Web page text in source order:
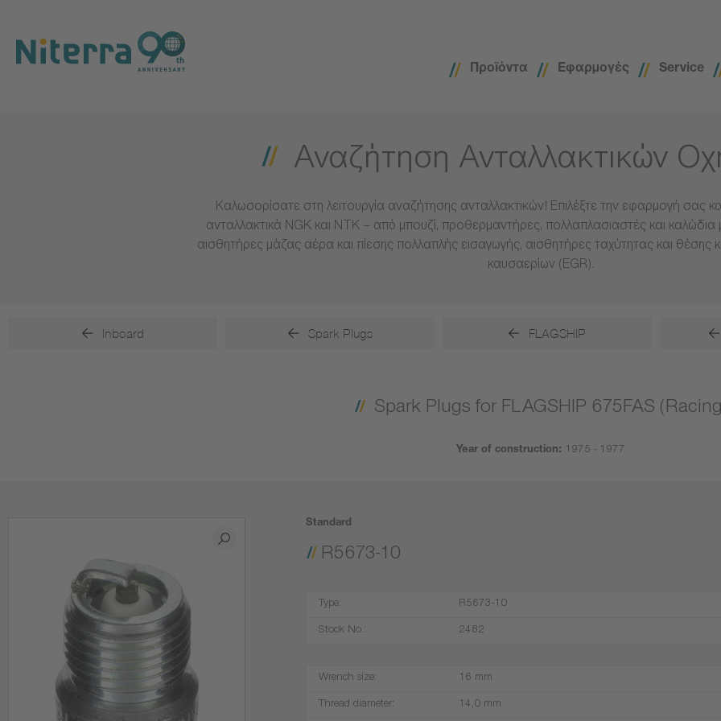
main
navigation
main
content
footer
Προϊόντα
Εφαρμογές Service
Αναζήτηση Ανταλλακτικών
Καλωσορίσατε στη λειτουργία αναζήτησης ανταλλακτικών! Επιλέξτε την εφαρμογή σας
ανταλλακτικά NGK και NTK – από μπουζί, προθερμαντήρες, πολλαπλασιαστές και καλώδια
αισθητήρες μάζας αέρα και πίεσης πολλαπλής εισαγωγής, αισθητήρες ταχύτητας και θέσης
καυσαερίων (EGR).
Inboard Spark Plugs FLAGSHIP
Spark Plugs for FLAGSHIP 675FAS
Year of construction: 1975 - 1977
Standard
R5673-10
Type: R5673-10
Stock No.: 2482
Wrench size: 16 mm
Thread diameter: 14,0 mm